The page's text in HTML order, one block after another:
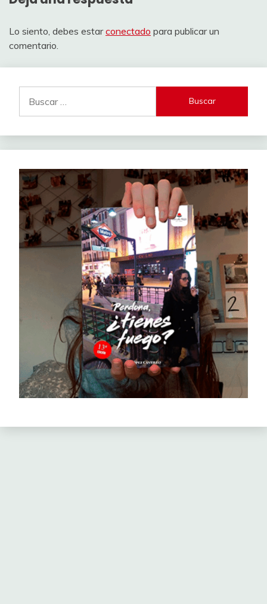
Lo siento, debes estarconectado para publicar un
comentario.